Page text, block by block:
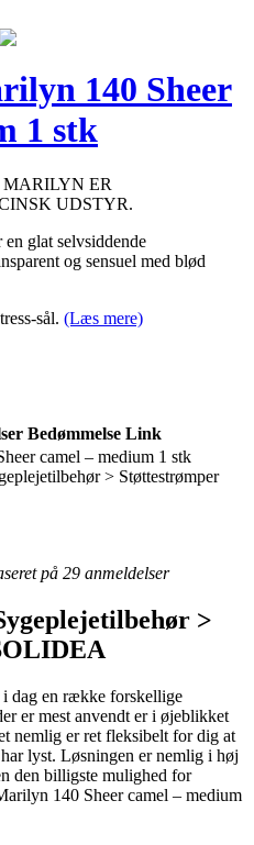
140 Sheer
1 stk
ER
UDSTYR.
glat selvsiddende
og sensuel med blød
sål. (Læs mere)
Bedømmelse Link
camel – medium 1 stk
> Støttestrømper
på 29 anmeldelser
>
dag en række forskellige
er mest anvendt er i øjeblikket
nemlig er ret fleksibelt for dig at
lyst. Løsningen er nemlig i høj
den billigste mulighed for
140 Sheer camel – medium